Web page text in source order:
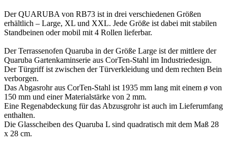
Der QUARUBA von RB73 ist in drei verschiedenen Größen
erhältlich – Large, XL und XXL. Jede Größe ist dabei mit stabilen
Standbeinen oder mobil mit 4 Rollen lieferbar.
Der Terrassenofen Quaruba in der Größe Large ist der mittlere der
Quaruba Gartenkaminserie aus CorTen-Stahl im Industriedesign.
Der Türgriff ist zwischen der Türverkleidung und dem rechten Bein
verborgen.
Das Abgasrohr aus CorTen-Stahl ist 1935 mm lang mit einem ø von
150 mm und einer Materialstärke von 2 mm.
Eine Regenabdeckung für das Abzusgrohr ist auch im Lieferumfang
enthalten.
Die Glasscheiben des Quaruba L sind quadratisch mit dem Maß 28
x 28 cm.